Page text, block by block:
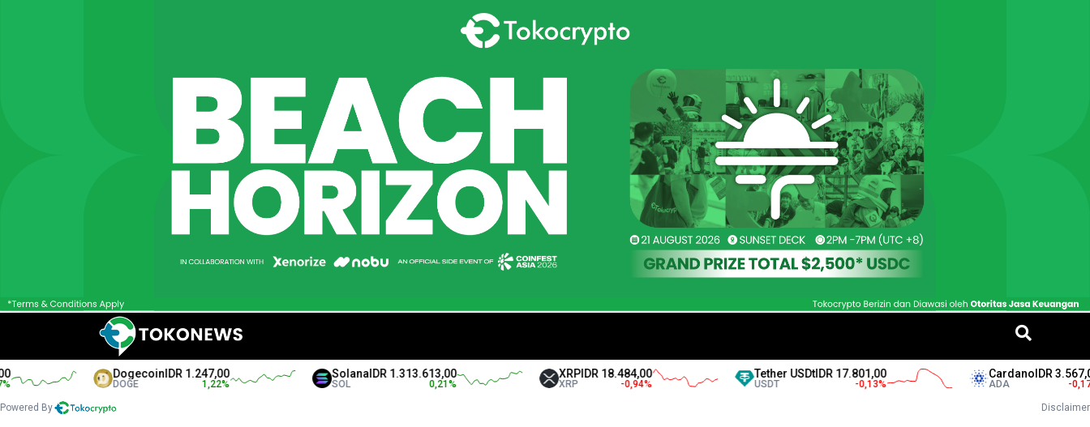
DogecoinIDR 1.247,00
DOGE
SolanaIDR 1.313.613,00 XRP IDR 18.484,00
-0,94
Tether USDtIDR 17.801,00
USDT
CardanoIDR 3.567,00
ADA
Powered By Disclaimer